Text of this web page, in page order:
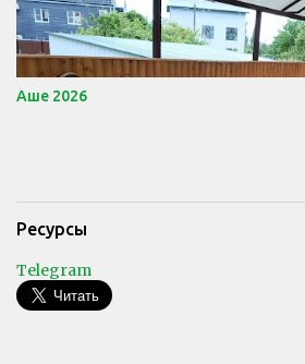
Аше 2026
Ресурсы
Telegram